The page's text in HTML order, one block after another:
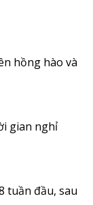
hồng hào và
gian nghỉ
tuần đầu, sau